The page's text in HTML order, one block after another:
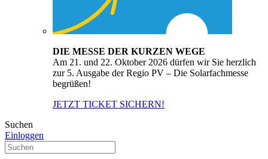
DIE MESSE DER KURZEN WEGE
Am 21. und 22. Oktober 2026 dürfen wir Sie herzlich
zur 5. Ausgabe der Regio PV – Die Solarfachmesse
begrüßen!
JETZT TICKET SICHERN!
Suchen
Einloggen